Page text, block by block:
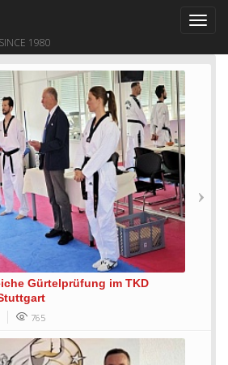
1980
Gürtelprüfung im TKD
765